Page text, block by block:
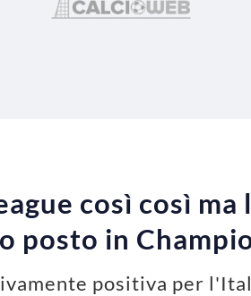
così così ma
posto in
positiva per